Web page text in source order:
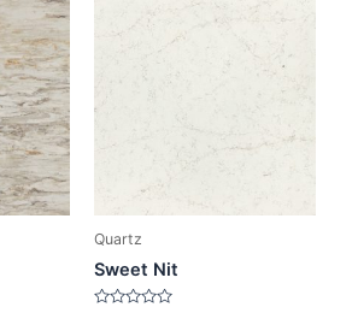
Quartz
Sweet Nit